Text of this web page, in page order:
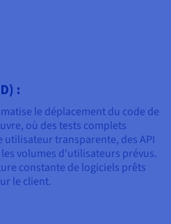
:
le déplacement du code de
où des tests complets
transparente, des API
volumes d'utilisateurs prévus.
constante de logiciels prêts
le client.